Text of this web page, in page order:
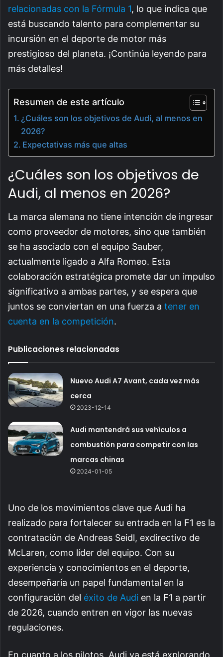
relacionadas con la Fórmula 1, lo que indica que
está buscando talento para complementar su
incursión en el deporte de motor más
prestigioso del planeta. ¡Continúa leyendo para
más detalles!
Resumen de este artículo
¿Cuáles son los objetivos de Audi, al menos en
2026?
Expectativas más que altas
¿Cuáles son los objetivos de
Audi, al menos en 2026?
La marca alemana no tiene intención de ingresar
como proveedor de motores, sino que también
se ha asociado con el equipo Sauber,
actualmente ligado a Alfa Romeo. Esta
colaboración estratégica promete dar un impulso
significativo a ambas partes, y se espera que
juntos se conviertan en una fuerza a tener en
cuenta en la competición.
Publicaciones relacionadas
Nuevo Audi A7 Avant, cada vez más
cerca
2023-12-14
Audi mantendrá sus vehículos a
combustión para competir con las
marcas chinas
2024-01-05
Uno de los movimientos clave que Audi ha
realizado para fortalecer su entrada en la F1 es la
contratación de Andreas Seidl, exdirectivo de
McLaren, como líder del equipo. Con su
experiencia y conocimientos en el deporte,
desempeñaría un papel fundamental en la
configuración del éxito de Audi en la F1 a partir
de 2026, cuando entren en vigor las nuevas
regulaciones.
En cuanto a los pilotos, Audi ya está explorando